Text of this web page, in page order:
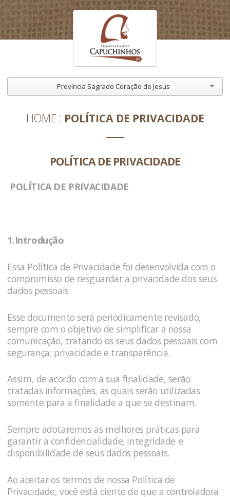
Província Sagrado Coração de Jesus
HOME POLÍTICA DE PRIVACIDADE
POLÍTICA DE PRIVACIDADE
POLÍTICA DE PRIVACIDADE
1.Introdução
Essa Política de Privacidade foi desenvolvida com o
compromisso de resguardar a privacidade dos seus
dados pessoais.
Esse documento será periodicamente revisado,
sempre com o objetivo de simplificar a nossa
comunicação, tratando os seus dados pessoais com
segurança; privacidade e transparência.
Assim, de acordo com a sua finalidade, serão
tratadas informações, as quais serão utilizadas
somente para a finalidade a que se destinam.
Sempre adotaremos as melhores práticas para
garantir a confidencialidade; integridade e
disponibilidade de seus dados pessoais.
Ao aceitar os termos de nossa Política de
Privacidade, você está ciente de que a controladora